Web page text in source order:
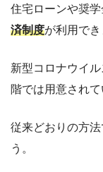
住宅ローンや奨学
済制度が利用でき
新型コロナウイ
階では用意されて
従来どおりの方
う。